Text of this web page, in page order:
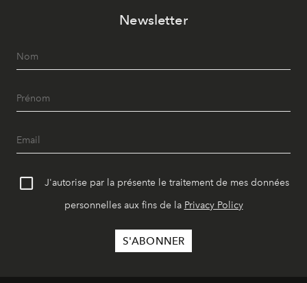
Newsletter
J'autorise par la présente le traitement de mes données
personnelles aux fins de la Privacy Policy